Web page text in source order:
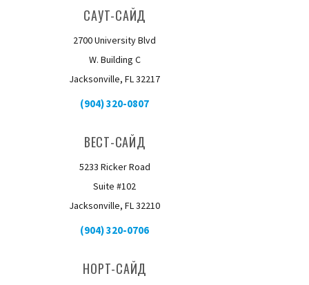
САУТ-САЙД
2700 University Blvd
W. Building C
Jacksonville, FL 32217
(904) 320-0807
ВЕСТ-САЙД
5233 Ricker Road
Suite #102
Jacksonville, FL 32210
(904) 320-0706
НОРТ-САЙД